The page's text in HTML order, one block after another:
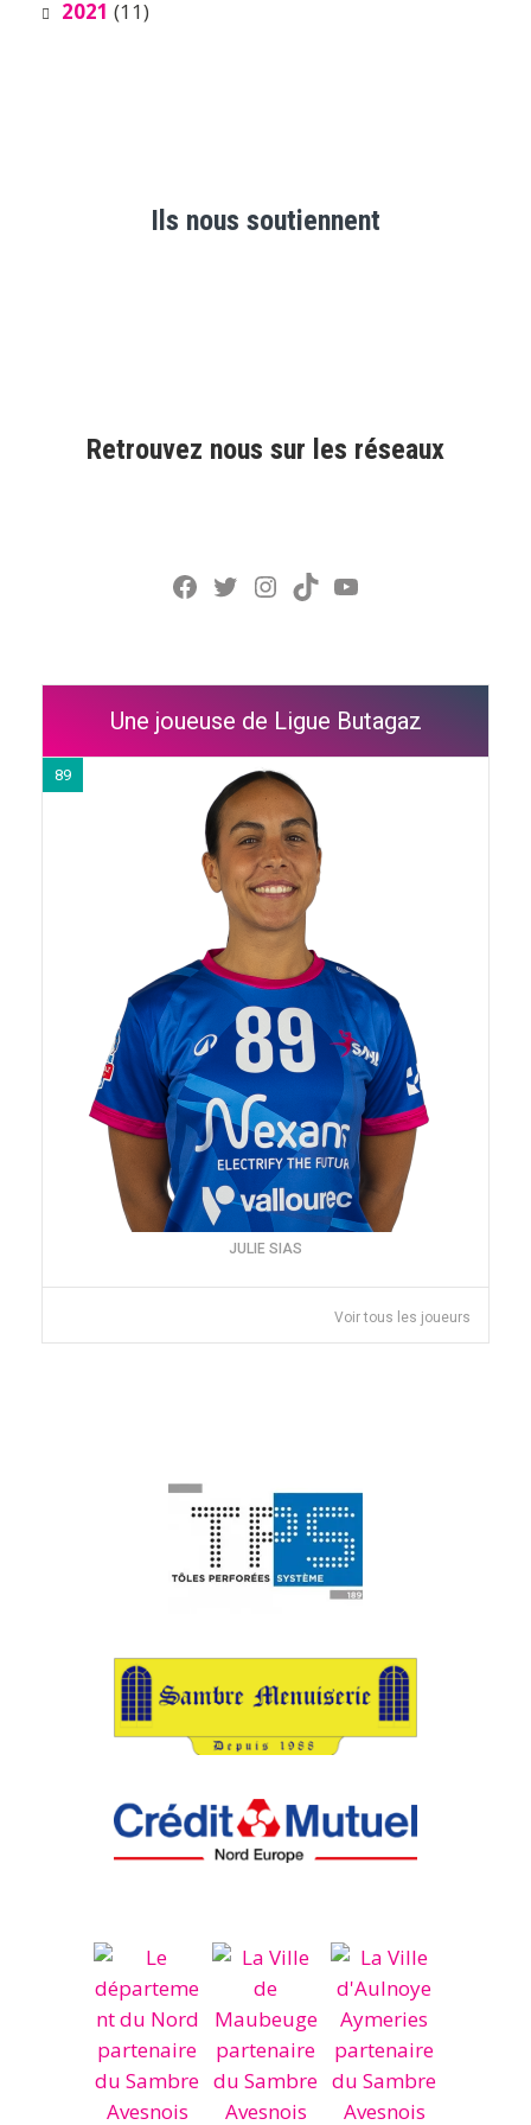
2021 (11)
Ils nous soutiennent
Retrouvez nous sur les réseaux
Facebook
Twitter
Instagram
TikTokYouTube
Une joueuse de Ligue Butagaz
89
JULIE SIAS
Voir tous les joueurs